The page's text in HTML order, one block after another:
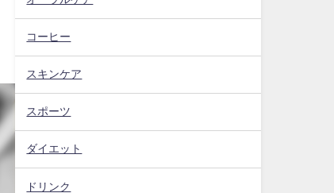
コーヒー
スキンケア
スポーツ
ダイエット
ドリンク